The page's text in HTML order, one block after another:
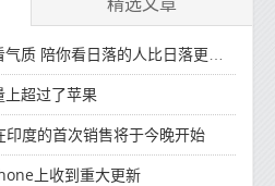
质 陪你看日落的人比日落更浪漫
上超过了苹果
度的首次销售将于今晚开始
上收到重大更新